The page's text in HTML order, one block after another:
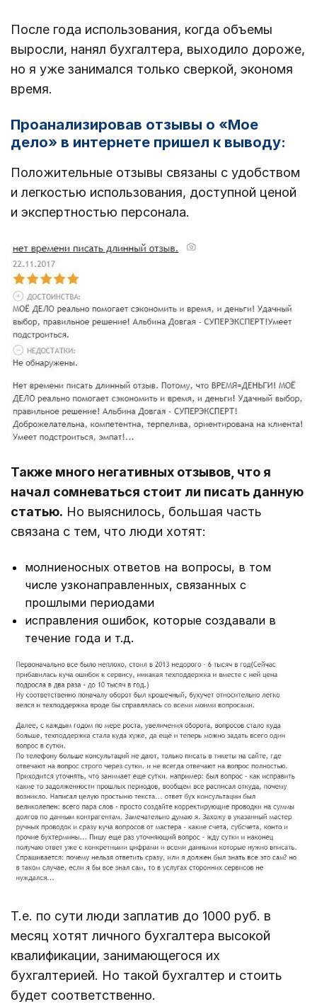
После года использования, когда объемы
выросли, нанял бухгалтера, выходило дороже,
но я уже занимался только сверкой, экономя
время.
Проанализировав отзывы о «Мое
дело» в интернете пришел к выводу:
Положительные отзывы связаны с удобством
и легкостью использования, доступной ценой
и экспертностью персонала.
Также много негативных отзывов, что я
начал сомневаться стоит ли писать данную
статью. Но выяснилось, большая часть
связана с тем, что люди хотят:
молниеносных ответов на вопросы, в том
числе узконаправленных, связанных с
прошлыми периодами
исправления ошибок, которые создавали в
течение года и т.д.
Т.е. по сути люди заплатив до 1000 руб. в
месяц хотят личного бухгалтера высокой
квалификации, занимающегося их
бухгалтерией. Но такой бухгалтер и стоить
будет соответственно.